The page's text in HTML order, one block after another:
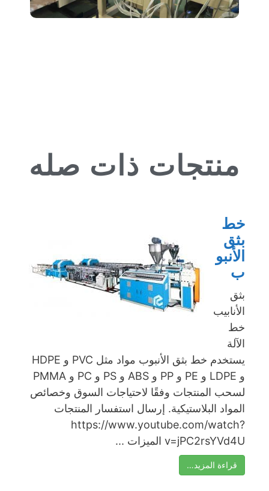
منتجات ذات صله
خط
بثق
الأنبو
ب
بثق
الأنابيب
خط
الآلة
يستخدم خط بثق الأنبوب مواد مثل PVC و HDPE
و LDPE و PE و PP و ABS و PS و PC و PMMA
لسحب المنتجات وفقًا لاحتياجات السوق وخصائص
المواد البلاستيكية. إرسال استفسار المنتجات
https://www.youtube.com/watch?
v=jPC2rsYVd4U الميزات ...
قراءة المزيد…